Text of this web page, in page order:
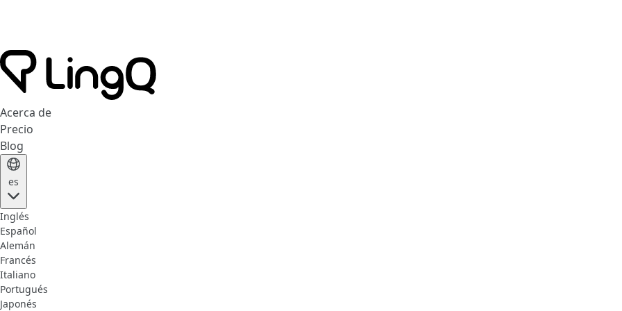
Acerca de
Precio
Blog
es
Inglés
Español
Alemán
Francés
Italiano
Portugués
Japonés